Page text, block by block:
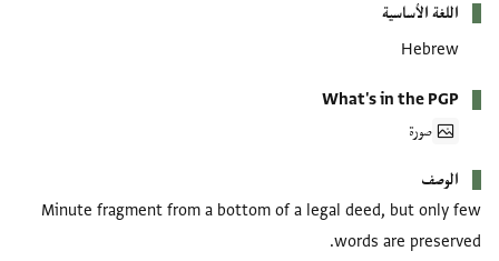
اللغة الأساسية
Hebrew
What's in the PGP
صورة
الوصف
Minute fragment from a bottom of a legal deed, but only few
words are preserved.